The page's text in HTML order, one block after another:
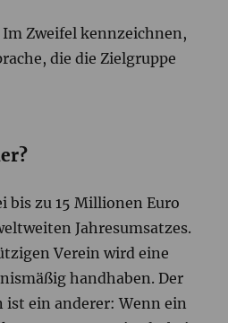
Zweifel kennzeichnen,
die die Zielgruppe
bis zu 15 Millionen Euro
Jahresumsatzes.
Verein wird eine
handhaben. Der
ist ein anderer: Wenn ein